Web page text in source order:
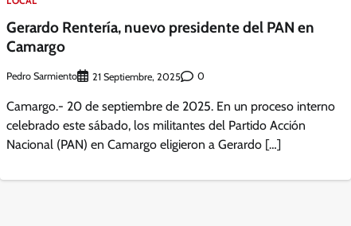
Gerardo Rentería, nuevo presidente del PAN en
Camargo
Pedro Sarmiento 21 Septiembre, 2025 0
Camargo.- 20 de septiembre de 2025. En un proceso interno
celebrado este sábado, los militantes del Partido Acción
Nacional (PAN) en Camargo eligieron a Gerardo […]